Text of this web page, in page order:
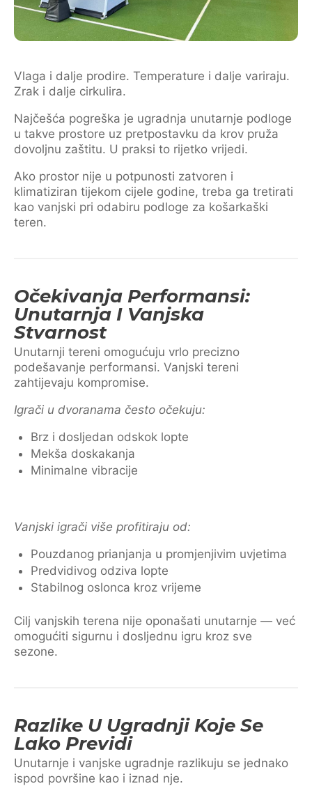
Vlaga i dalje prodire. Temperature i dalje variraju.
Zrak i dalje cirkulira.
Najčešća pogreška je ugradnja unutarnje podloge
u takve prostore uz pretpostavku da krov pruža
dovoljnu zaštitu. U praksi to rijetko vrijedi.
Ako prostor nije u potpunosti zatvoren i
klimatiziran tijekom cijele godine, treba ga tretirati
kao vanjski pri odabiru podloge za košarkaški
teren.
Očekivanja Performansi:
Unutarnja I Vanjska
Stvarnost
Unutarnji tereni omogućuju vrlo precizno
podešavanje performansi. Vanjski tereni
zahtijevaju kompromise.
Igrači u dvoranama često očekuju:
Brz i dosljedan odskok lopte
Mekša doskakanja
Minimalne vibracije
Vanjski igrači više profitiraju od:
Pouzdanog prianjanja u promjenjivim uvjetima
Predvidivog odziva lopte
Stabilnog oslonca kroz vrijeme
Cilj vanjskih terena nije oponašati unutarnje — već
omogućiti sigurnu i dosljednu igru kroz sve
sezone.
Razlike U Ugradnji Koje Se
Lako Previdi
Unutarnje i vanjske ugradnje razlikuju se jednako
ispod površine kao i iznad nje.